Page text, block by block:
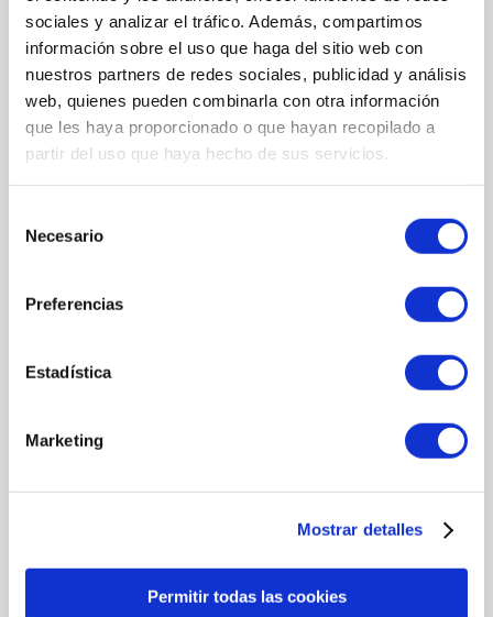
sociales y analizar el tráfico. Además, compartimos
información sobre el uso que haga del sitio web con
nuestros partners de redes sociales, publicidad y análisis
web, quienes pueden combinarla con otra información
que les haya proporcionado o que hayan recopilado a
partir del uso que haya hecho de sus servicios.
Necesario
Preferencias
Estadística
Marketing
Mostrar detalles
Permitir todas las cookies
Formato: 2 unidades (5g)
COMPOSICIÓN
ACTIVOS
Energy Phytoactives
INGREDIENTES
Konjac Root Extract, Sucrose, Pfaffia Paniculata Root Extract,
Ptychopetalum Olacoides Bark/Stem Extract, Lilium Candidum
Pentapeptide-18, Decapeptide-22, Oligopeptide-78, Palmitoyl
Decapeptide-21, Zinc Palmitoyl Nonapeptide-14, Hydrolyzed Wheat
Anisate, Lactic Acid, Sorbic Acid, Sodium Hydroxide, Levulinic Acid,
Potassium Sorbate, Glyceryl Caprylate, Phenylpropanol,
Phenoxyethanol, Benzoic Acid, Dehydroacetic Acid, Caprylyl Glycol,